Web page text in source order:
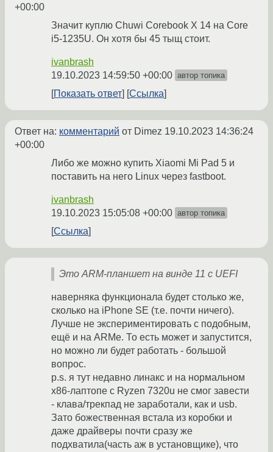
+00:00
Значит куплю Chuwi Corebook X 14 на Core
i5-1235U. Он хотя бы 45 тыщ стоит.
ivanbrash
19.10.2023 14:59:50 +00:00 автор топика
Показать ответ Ссылка
Ответ на: комментарий от Dimez 19.10.2023 14:36:24
+00:00
Либо же можно купить Xiaomi Mi Pad 5 и
поставить на него Linux через fastboot.
ivanbrash
19.10.2023 15:05:08 +00:00 автор топика
Ссылка
Это ARM-планшет на винде 11 с UEFI
наверняка функционала будет столько же,
сколько на iPhone SE (т.е. почти ничего).
Лучше не экспериментировать с подобным,
ещё и на ARMе. То есть может и запустится,
но можно ли будет работать - большой
вопрос.
p.s. я тут недавно линакс и на нормальном
x86-лаптопе с Ryzen 7320u не смог завести
- клава/трекпад не заработали, как и usb.
Зато божественная встала из коробки и
даже драйверы почти сразу же
подхватила(часть аж в установщике), что